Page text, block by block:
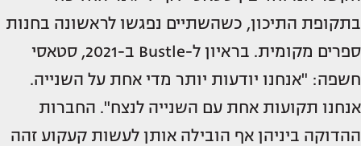
בתקופת התיכון, כשהשתיים נפגשו לראשונה בחנות
ספרים מקומית. בראיון ל-Bustle ב-2021, סטאסי
חשפה: "אנחנו יודעות יותר מדי אחת על השנייה.
אנחנו תקועות אחת עם השנייה לנצח". החברות
ההדוקה ביניהן אף הובילה אותן לעשות קעקוע זהה